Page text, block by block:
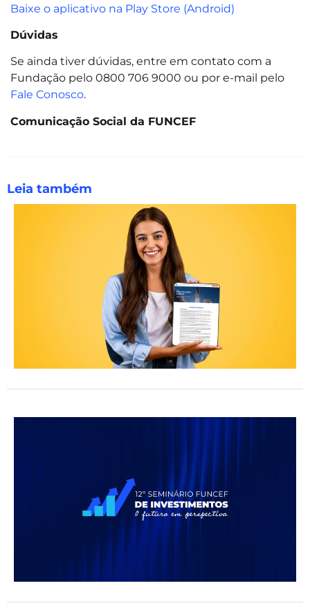
Baixe o aplicativo na Play Store (Android)
Dúvidas
Se ainda tiver dúvidas, entre em contato com a
Fundação pelo 0800 706 9000 ou por e-mail pelo
Fale Conosco.
Comunicação Social da FUNCEF
Leia também